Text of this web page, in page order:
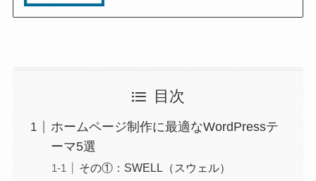
目次
ホームページ制作に最適なWordPressテ
ーマ5選
その①：SWELL（スウェル）